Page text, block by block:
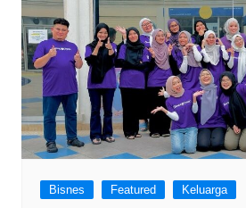
Bisnes Featured Keluarga